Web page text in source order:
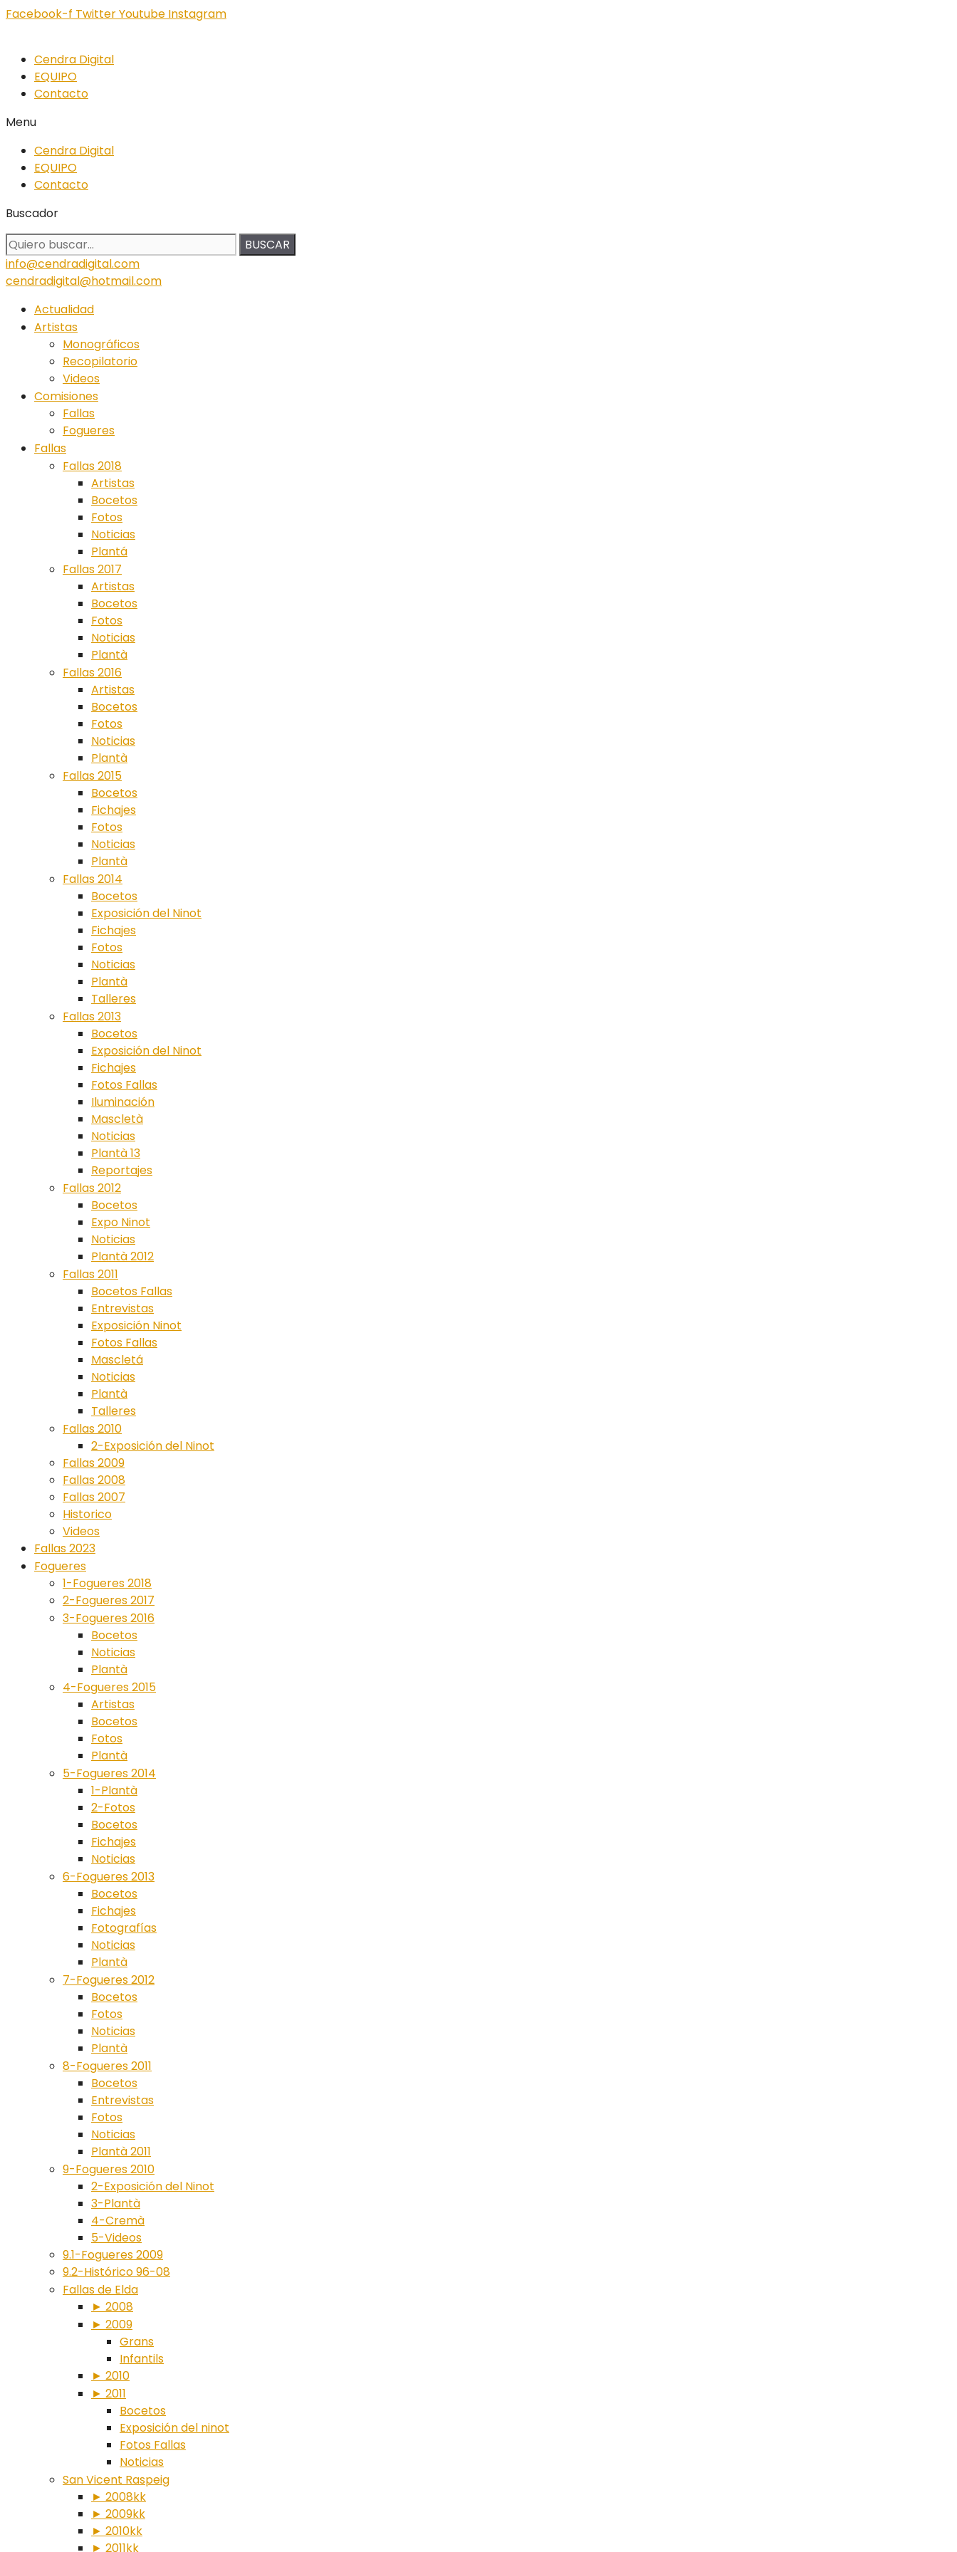
Facebook-f TwitterYoutube Instagram
Cendra Digital
EQUIPO
Contacto
Menu
Cendra Digital
EQUIPO
Contacto
Buscador
BUSCAR
info@cendradigital.com
cendradigital@hotmail.com
Actualidad
Artistas
Monográficos
Recopilatorio
Videos
Comisiones
Fallas
Fogueres
Fallas
Fallas 2018
Artistas
Bocetos
Fotos
Noticias
Plantá
Fallas 2017
Artistas
Bocetos
Fotos
Noticias
Plantà
Fallas 2016
Artistas
Bocetos
Fotos
Noticias
Plantà
Fallas 2015
Bocetos
Fichajes
Fotos
Noticias
Plantà
Fallas 2014
Bocetos
Exposición del Ninot
Fichajes
Fotos
Noticias
Plantà
Talleres
Fallas 2013
Bocetos
Exposición del Ninot
Fichajes
Fotos Fallas
Iluminación
Mascletà
Noticias
Plantà 13
Reportajes
Fallas 2012
Bocetos
Expo Ninot
Noticias
Plantà 2012
Fallas 2011
Bocetos Fallas
Entrevistas
Exposición Ninot
Fotos Fallas
Mascletá
Noticias
Plantà
Talleres
Fallas 2010
2-Exposición del Ninot
Fallas 2009
Fallas 2008
Fallas 2007
Historico
Videos
Fallas 2023
Fogueres
1-Fogueres 2018
2-Fogueres 2017
3-Fogueres 2016
Bocetos
Noticias
Plantà
4-Fogueres 2015
Artistas
Bocetos
Fotos
Plantà
5-Fogueres 2014
1-Plantà
2-Fotos
Bocetos
Fichajes
Noticias
6-Fogueres 2013
Bocetos
Fichajes
Fotografías
Noticias
Plantà
7-Fogueres 2012
Bocetos
Fotos
Noticias
Plantà
8-Fogueres 2011
Bocetos
Entrevistas
Fotos
Noticias
Plantà 2011
9-Fogueres 2010
2-Exposición del Ninot
3-Plantà
4-Cremà
5-Videos
9.1-Fogueres 2009
9.2-Histórico 96-08
Fallas de Elda
► 2008
► 2009
Grans
Infantils
► 2010
► 2011
Bocetos
Exposición del ninot
Fotos Fallas
Noticias
San Vicent Raspeig
► 2008kk
► 2009kk
► 2010kk
► 2011kk